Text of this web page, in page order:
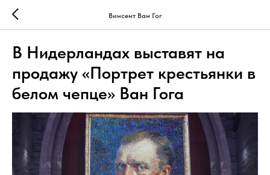
Винсент Ван Гог
В Нидерландах выставят на
продажу «Портрет крестьянки в
белом чепце» Ван Гога